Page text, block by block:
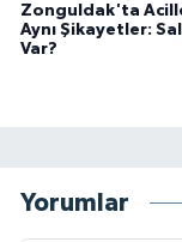
Zonguldak'ta
Aynı Şikayetler:
Var?
Yorumlar